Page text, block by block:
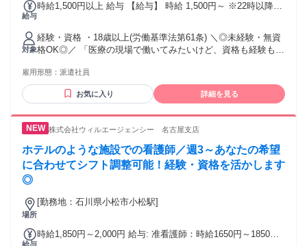
給与
時給1,500円以上 給与 【給与】 時給 1,500円～ ※22時以降は
対象
経験・資格 ・18歳以上(労働基準法第61条) ＼◎未経験・無資
格OK◎／ 「医療の現場で働いてみたいけど、資格も経験もな
りません。 看護師さんのサポートを中心に、簡単な作業から
スタート出来ます。 先輩スタッフがしっかり教えてくれるの
で安心して始められます！ お気軽にご応募ください♪
雇用形態： 派遣社員
お気に入り 詳細を見る
株式会社ウィルエージェンシー 名古屋支店
ホテルのような施設での看護師／週3～あなたの希望
に合わせてシフト調整可能！経験・資格を活かします
◎
場所
[勤務地：石川県小松市小松駅]
給与
時給1,850円～2,000円 給与: 准看護師：時給1650円～1850円